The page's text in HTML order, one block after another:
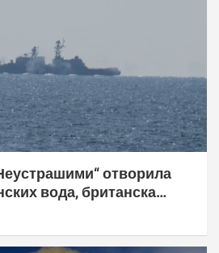
отворила
вода, британска
праћење